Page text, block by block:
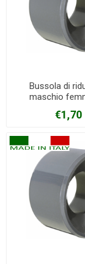
Bussola di
maschio
X 40 mm
€1,70